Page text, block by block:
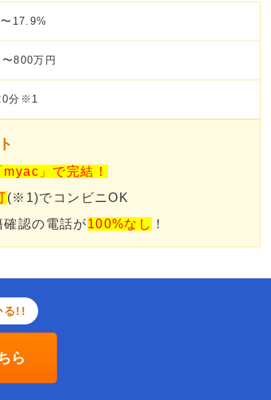
17.9%
〜800万円
分※1
myac」で完結！
(※1)でコンビニOK
認の電話が100%なし ！
る!!
ら